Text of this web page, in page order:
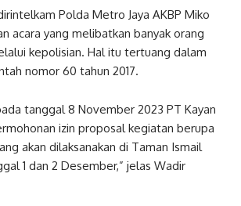
Polda Metro Jaya AKBP Miko
acara yang melibatkan banyak orang
kepolisian. Hal itu tertuang dalam
nomor 60 tahun 2017.
tanggal 8 November 2023 PT Kayan
izin proposal kegiatan berupa
akan dilaksanakan di Taman Ismail
1 dan 2 Desember,” jelas Wadir